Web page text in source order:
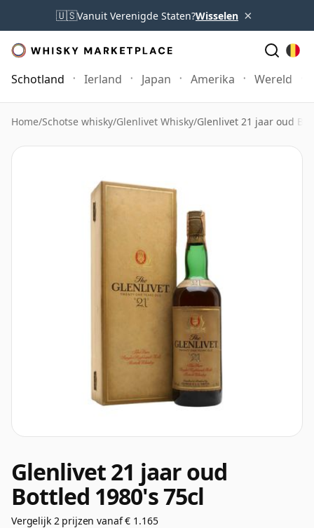
🇺🇸Vanuit Verenigde Staten?Wisselen ×
Schotland Ierland Japan Amerika Wereld
Home/Schotse whisky/Glenlivet Whisky/Glenlivet 21 jaar oud
Glenlivet 21 jaar oud
Bottled 1980's 75cl
Vergelijk 2 prijzen vanaf € 1.165